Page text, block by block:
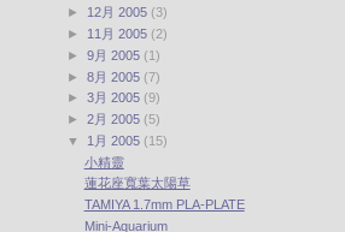
► 12月 2005 (3)
► 11月 2005 (2)
►9月 2005 (1)
►8月 2005 (7)
►3月 2005 (9)
►2月 2005 (5)
▼ 1月 2005 (15)
小精靈
蓮花座寬葉太陽草
TAMIYA 1.7mm PLA-PLATE
Mini-Aquarium